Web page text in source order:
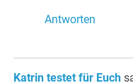
Antworten
Katrin testet für Euch